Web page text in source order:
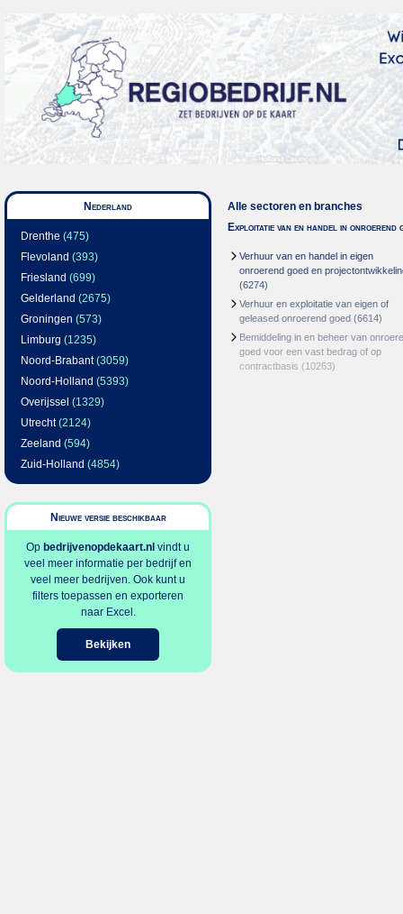
Nederland
Drenthe (475)
Flevoland (393)
Friesland (699)
Gelderland (2675)
Groningen (573)
Limburg (1235)
Noord-Brabant(3059)
Noord-Holland (5393)
Overijssel (1329)
Utrecht(2124)
Zeeland (594)
Zuid-Holland (4854)
Nieuwe versie beschikbaar
Op bedrijvenopdekaart.nl vindt u
veel meer informatie per bedrijf en
veel meer bedrijven. Ook kunt u
filters toepassen en exporteren
naar Excel.
Bekijken
Alle sectoren en branches
Exploitatie van en handel in onroerend
Verhuur van en handel in eigen
onroerend goed en
(6274)
Verhuur en exploitatie van eigen of
geleased onroerend goed (6614)
Bemiddeling in en beheer van
goed voor een vast bedrag of op
contractbasis (10263)